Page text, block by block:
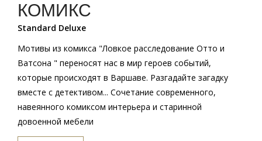
КОМИКС
Standard Deluxe
Мотивы из комикса "Ловкое расследование Отто и
Ватсона " переносят нас в мир героев событий,
которые происходят в Варшаве. Разгадайте загадку
вместе с детективом... Сочетание современного,
навеянного комиксом интерьера и старинной
довоенной мебели